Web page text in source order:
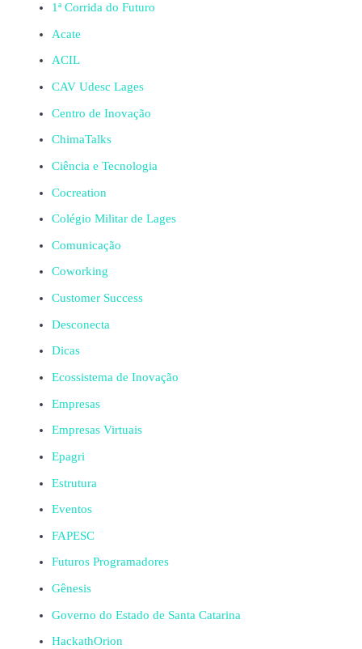
1ª Corrida do Futuro
Acate
ACIL
CAV Udesc Lages
Centro de Inovação
ChimaTalks
Ciência e Tecnologia
Cocreation
Colégio Militar de Lages
Comunicação
Coworking
Customer Success
Desconecta
Dicas
Ecossistema de Inovação
Empresas
Empresas Virtuais
Epagri
Estrutura
Eventos
FAPESC
Futuros Programadores
Gênesis
Governo do Estado de Santa Catarina
HackathOrion